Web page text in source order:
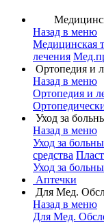
Назад в меню
Медицинская
лечения
Ортопедия и
Назад в меню
Ортопедия и
Уход за
Назад в меню
Уход за
средства
Уход за
Аптечки
Для Мед.
Назад в меню
Для Мед.